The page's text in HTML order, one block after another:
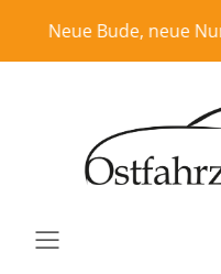
Zum Hauptinhalt
Neue Bude, neue